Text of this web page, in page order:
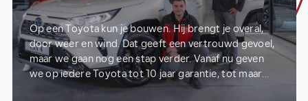
Op een Toyota kun je bouwen. Hij brengt je overal,
door weer en wind. Dat geeft een vertrouwd gevoel,
maar we gaan nog een stap verder. Vanaf nu geven
we op iedere Toyota tot 10 jaar garantie, tot maar
liefst 200.000 kilometer. Zo kun jij je vol vertrouwen